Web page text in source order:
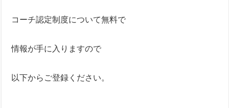
コーチ認定制度について無料で
情報が手に入りますので
以下からご登録ください。